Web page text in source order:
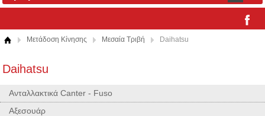
Μετάδοση Κίνησης Μεσαία Τριβή Daihatsu
Daihatsu
Ανταλλακτικά Canter - Fuso
Αξεσουάρ